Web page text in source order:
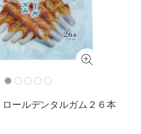
ールデンタルガム２６本